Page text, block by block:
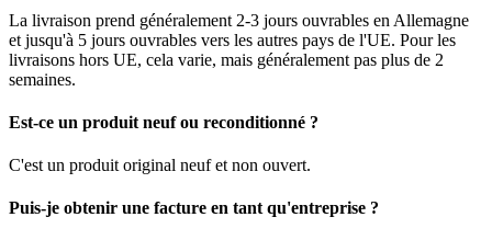
La livraison prend généralement 2-3 jours ouvrables en Allemagne
et jusqu'à 5 jours ouvrables vers les autres pays de l'UE. Pour les
livraisons hors UE, cela varie, mais généralement pas plus de 2
semaines.
Est-ce un produit neuf ou reconditionné ?
C'est un produit original neuf et non ouvert.
Puis-je obtenir une facture en tant qu'entreprise ?